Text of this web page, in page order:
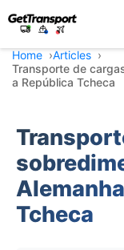
Home
Articles
Transporte de
a República Tcheca
Tcheca